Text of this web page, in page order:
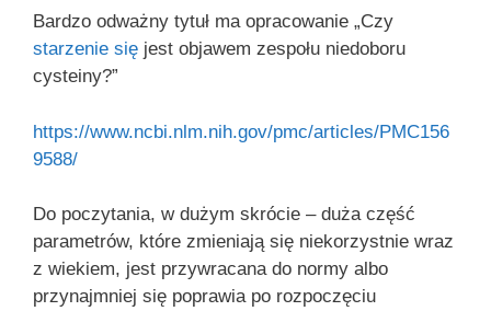
Bardzo odważny tytuł ma opracowanie „Czy
starzenie się jest objawem zespołu niedoboru
cysteiny?”
https://www.ncbi.nlm.nih.gov/pmc/articles/PMC156
9588/
Do poczytania, w dużym skrócie – duża część
parametrów, które zmieniają się niekorzystnie wraz
z wiekiem, jest przywracana do normy albo
przynajmniej się poprawia po rozpoczęciu